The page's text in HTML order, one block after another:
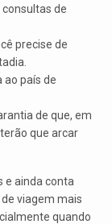
consultas de
precise de
ao país de
de que, em
que arcar
e ainda conta
viagem mais
quando